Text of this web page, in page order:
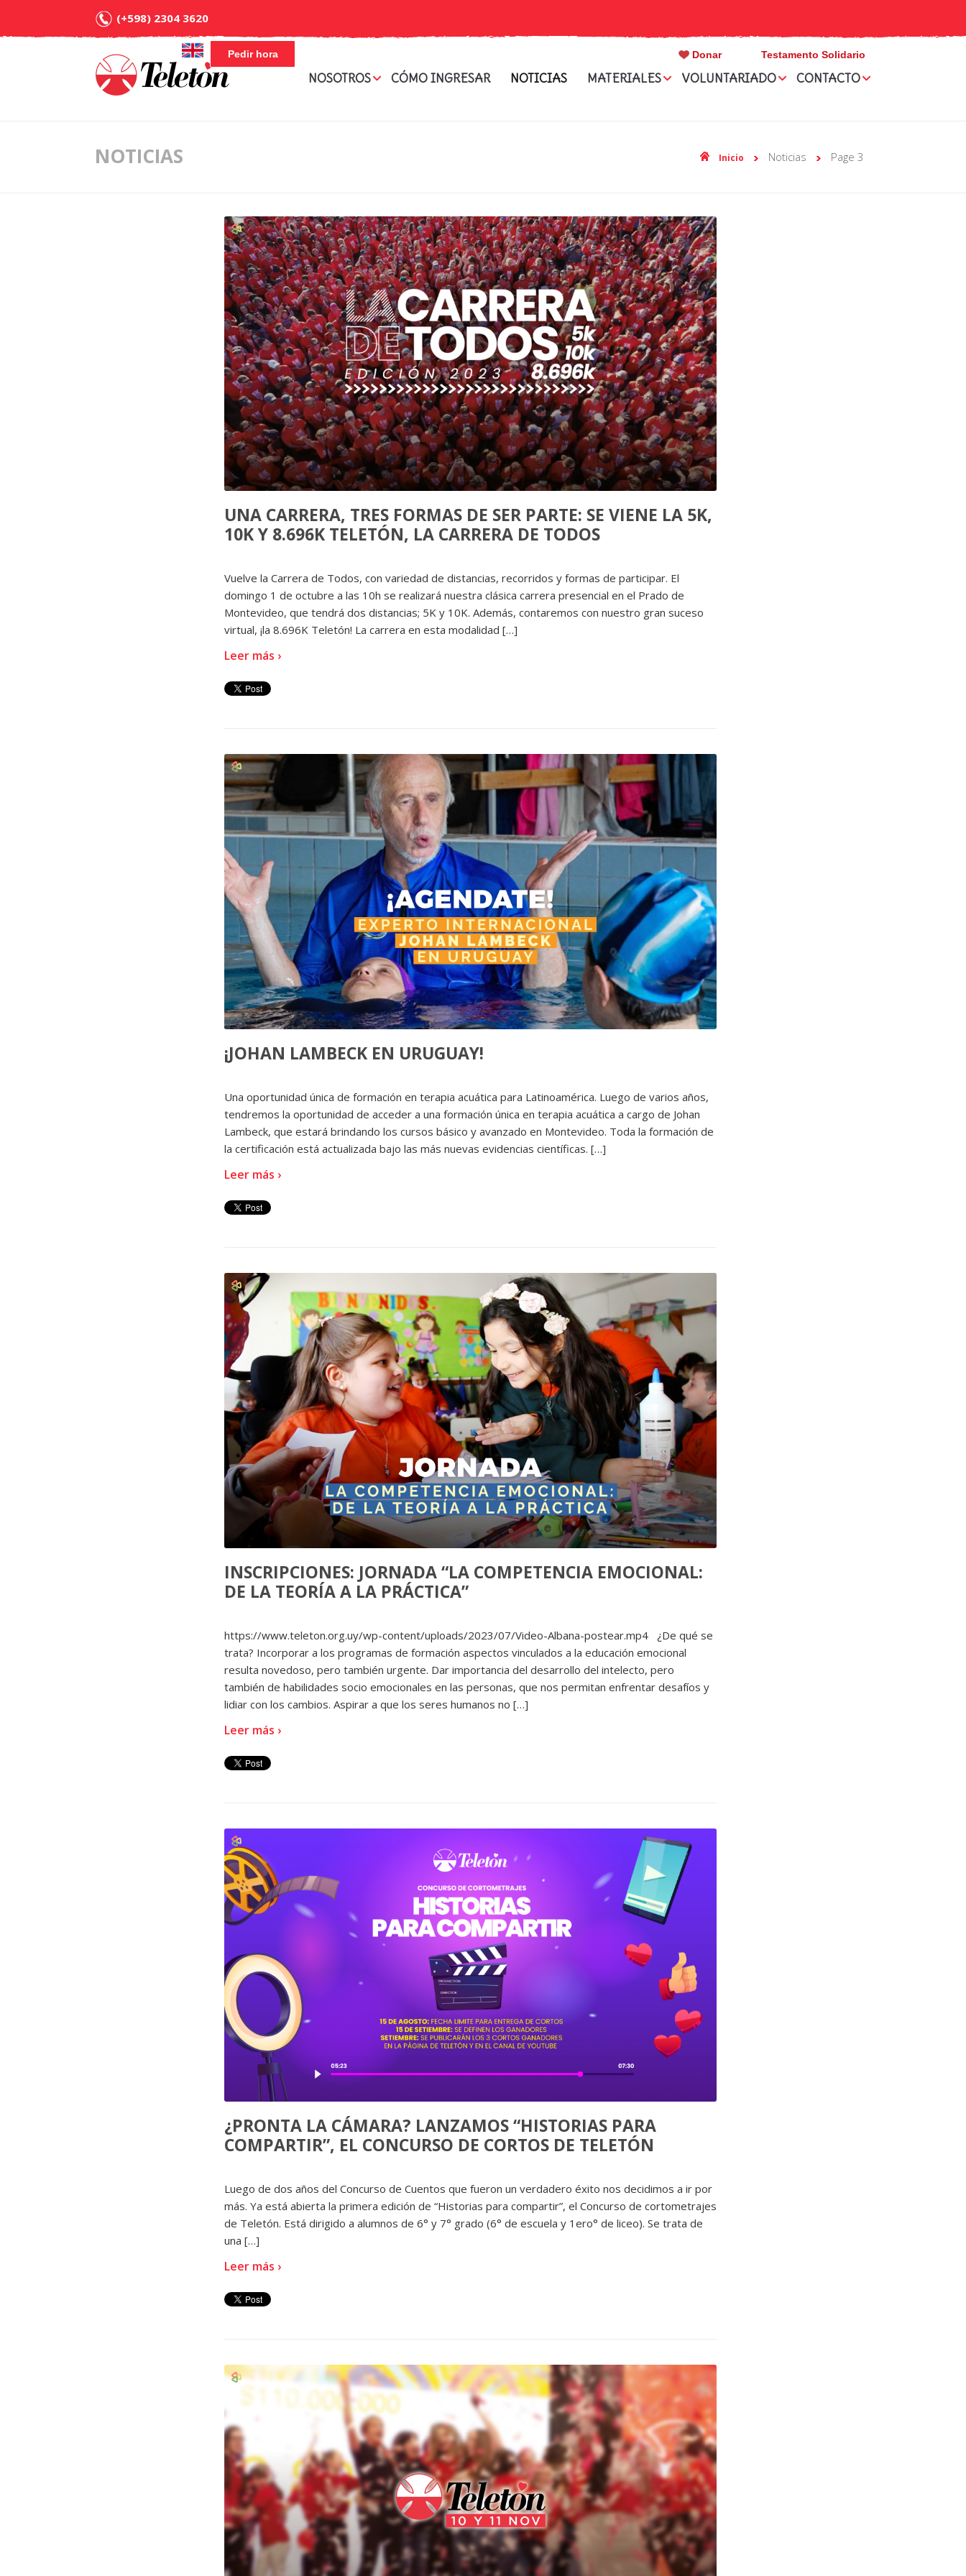
(+598) 2304 3620
Testamento Solidario
Donar
Pedir hora
NOSOTROS CÓMO INGRESAR NOTICIAS MATERIALES VOLUNTARIADO CONTACTO
NOTICIAS Inicio noticias page 3
UNA CARRERA, TRES FORMAS DE SER PARTE: SE VIENE LA 5K,
10K Y 8.696K TELETÓN, LA CARRERA DE TODOS
Vuelve la Carrera de Todos, con variedad de distancias, recorridos y formas de participar. El
domingo 1 de octubre a las 10h se realizará nuestra clásica carrera presencial en el Prado de
Montevideo, que tendrá dos distancias; 5K y 10K. Además, contaremos con nuestro gran suceso
virtual, ¡la 8.696K Teletón! La carrera en esta modalidad […]
Leer más ›
¡JOHAN LAMBECK EN URUGUAY!
Una oportunidad única de formación en terapia acuática para Latinoamérica. Luego de varios años,
tendremos la oportunidad de acceder a una formación única en terapia acuática a cargo de Johan
Lambeck, que estará brindando los cursos básico y avanzado en Montevideo. Toda la formación de
la certificación está actualizada bajo las más nuevas evidencias científicas. […]
Leer más ›
INSCRIPCIONES: JORNADA “LA COMPETENCIA EMOCIONAL:
DE LA TEORÍA A LA PRÁCTICA”
https://www.teleton.org.uy/wp-content/uploads/2023/07/Video-Albana-postear.mp4 ¿De qué se
trata? Incorporar a los programas de formación aspectos vinculados a la educación emocional
resulta novedoso, pero también urgente. Dar importancia del desarrollo del intelecto, pero
también de habilidades socio emocionales en las personas, que nos permitan enfrentar desafíos y
lidiar con los cambios. Aspirar a que los seres humanos no […]
Leer más ›
¿PRONTA LA CÁMARA? LANZAMOS “HISTORIAS PARA
COMPARTIR”, EL CONCURSO DE CORTOS DE TELETÓN
Luego de dos años del Concurso de Cuentos que fueron un verdadero éxito nos decidimos a ir por
más. Ya está abierta la primera edición de “Historias para compartir”, el Concurso de cortometrajes
de Teletón. Está dirigido a alumnos de 6° y 7° grado (6° de escuela y 1ero° de liceo). Se trata de
una […]
Leer más ›